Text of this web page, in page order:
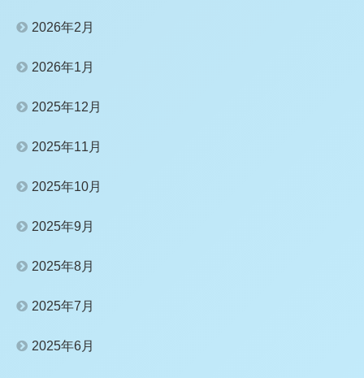
2026年2月
2026年1月
2025年12月
2025年11月
2025年10月
2025年9月
2025年8月
2025年7月
2025年6月